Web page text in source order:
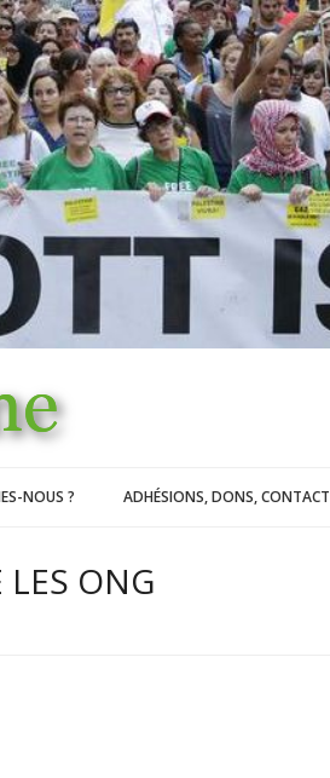
NOUS ? ADHÉSIONS, DONS, CONTACT
LES ONG